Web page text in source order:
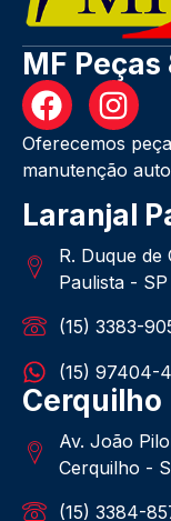
MF
Oferecemos
manutenção
Laranjal
R. Duque de
Paulista - SP
(15) 3383-
(15) 97404-
Cerquilho
Av. João
Cerquilho -
(15) 3384-